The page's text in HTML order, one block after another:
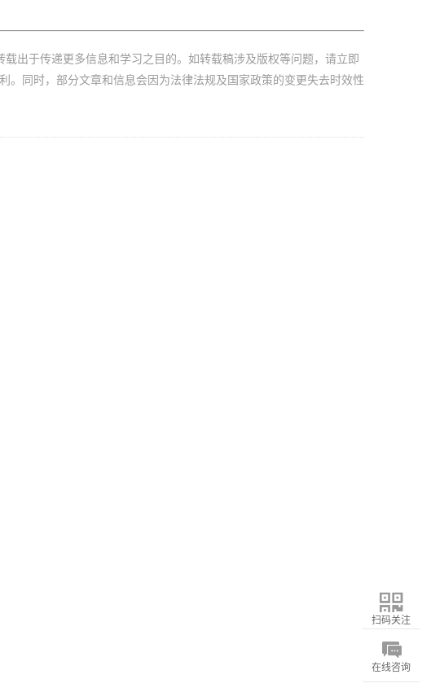
出于传递更多信息和学习之目的。如转载稿涉及版权等问题，请立即
。同时，部分文章和信息会因为法律法规及国家政策的变更失去时效性
扫码关注
在线咨询